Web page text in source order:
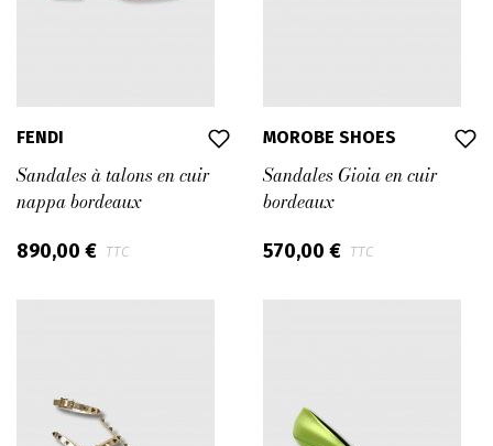
FENDI
Sandales à talons en cuir
nappa bordeaux
890,00 € TTC
MOROBE SHOES
Sandales Gioia en cuir
bordeaux
570,00 € TTC